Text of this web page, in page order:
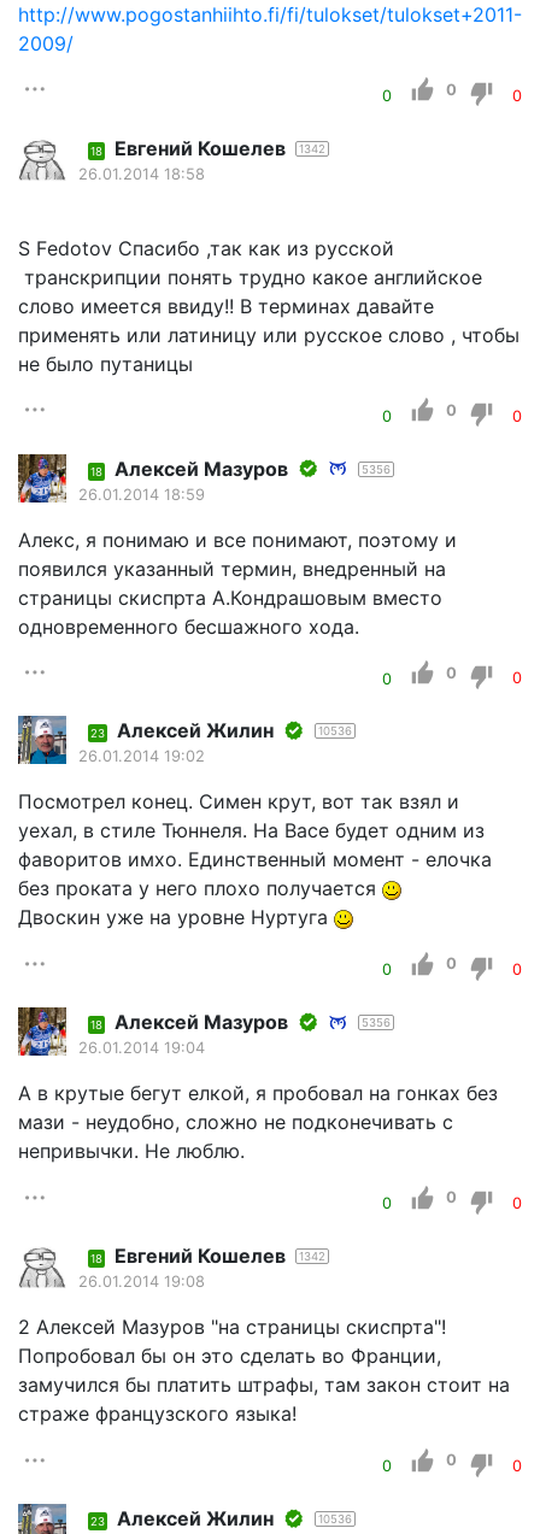
http://www.pogostanhiihto.fi/fi/tulokset/tulokset+2011-
2009/
0 0 0
18 Евгений Кошелев 1342
26.01.2014 18:58
S Fеdotov Спасибо ,так как из русской
транскрипции понять трудно какое английское
слово имеется ввиду!! В терминах давайте
применять или латиницу или русское слово , чтобы
не было путаницы
0 0 0
18 Алексей Мазуров 5356
26.01.2014 18:59
Алекс, я понимаю и все понимают, поэтому и
появился указанный термин, внедренный на
страницы скиспрта А.Кондрашовым вместо
одновременного бесшажного хода.
0 0 0
23 Алексей Жилин 10536
26.01.2014 19:02
Посмотрел конец. Симен крут, вот так взял и
уехал, в стиле Тюннеля. На Васе будет одним из
фаворитов имхо. Единственный момент - елочка
без проката у него плохо получается
Двоскин уже на уровне Нуртуга
0 0 0
18 Алексей Мазуров 5356
26.01.2014 19:04
А в крутые бегут елкой, я пробовал на гонках без
мази - неудобно, сложно не подконечивать с
непривычки. Не люблю.
0 0 0
18 Евгений Кошелев 1342
26.01.2014 19:08
2 Алексей Мазуров "на страницы скиспрта"!
Попробовал бы он это сделать во Франции,
замучился бы платить штрафы, там закон стоит на
страже французского языка!
0 0 0
23 Алексей Жилин 10536